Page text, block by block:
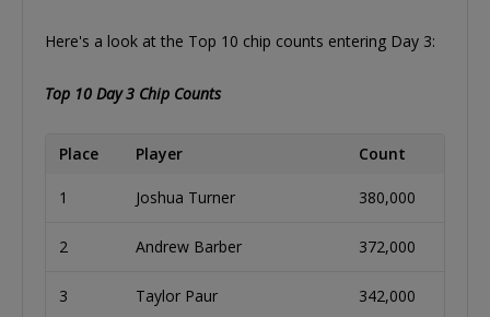
Here's a look at the Top 10 chip counts entering Day 3:
Top 10 Day 3 Chip Counts
Place Player Count
1 Joshua Turner 380,000
2 Andrew Barber 372,000
3 Taylor Paur 342,000